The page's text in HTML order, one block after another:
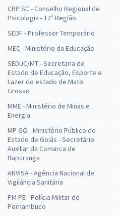
CRP SC - Conselho Regional de
Psicologia - 12ª Região
SEDF - Professor Temporário
MEC - Ministério da Educação
SEDUC/MT - Secretaria de
Estado de Educação, Esporte e
Lazer do estado de Mato
Grosso
MME - Ministério de Minas e
Energia
MP GO - Ministério Público do
Estado de Goiás - Secretário
Auxiliar da Comarca de
Itapuranga
ANVISA - Agência Nacional de
Vigilância Sanitária
PM PE - Polícia Militar de
Pernambuco